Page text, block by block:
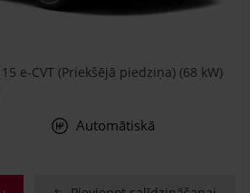
e-CVT (Priekšējā piedziņa) (68 kW)
Automātiskā